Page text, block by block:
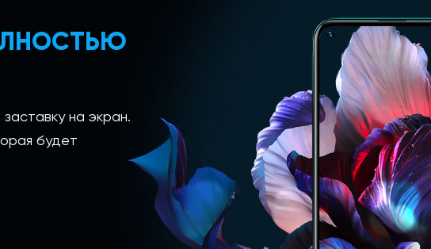
на экран.
будет